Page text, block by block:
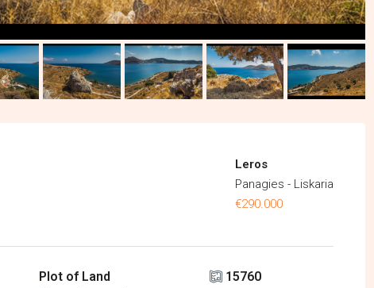
Leros
Panagies - Liskaria
€290.000
Plot of Land 15760